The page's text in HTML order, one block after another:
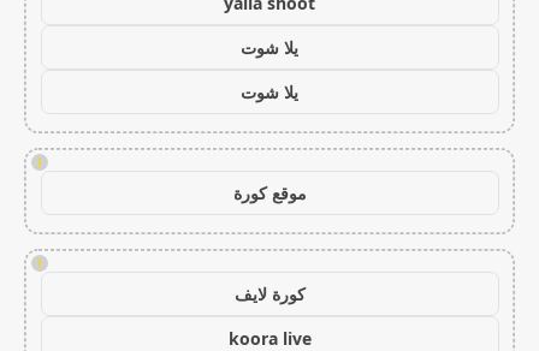
يلا شوت
يلا شوت
!
موقع كورة
!
كورة لايف
koora live